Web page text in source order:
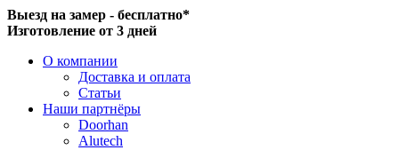
Выезд на замер - бесплатно*
Изготовление от 3 дней
О компании
Доставка и оплата
Статьи
Наши партнёры
Doorhan
Alutech